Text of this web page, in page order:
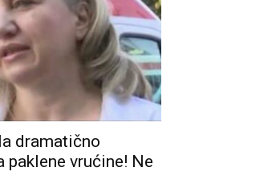
dramatično
paklene vrućine! Ne